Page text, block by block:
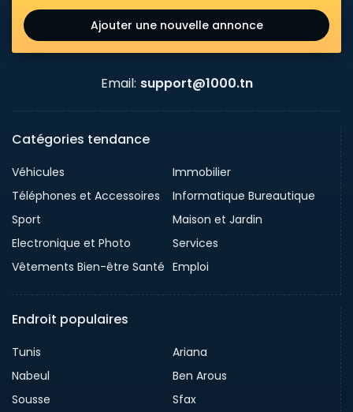
Ajouter une nouvelle annonce
Email: support@1000.tn
Catégories tendance
Véhicules
Immobilier
Téléphones et Accessoires
Informatique Bureautique
Sport
Maison et Jardin
Electronique et Photo
Services
Vêtements Bien-être Santé Emploi
Endroit populaires
Tunis
Ariana
Nabeul
Ben Arous
Sousse
Sfax